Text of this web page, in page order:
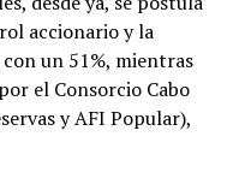
accionario y la
un 51%, mientras
el Consorcio Cabo
y AFI Popular),